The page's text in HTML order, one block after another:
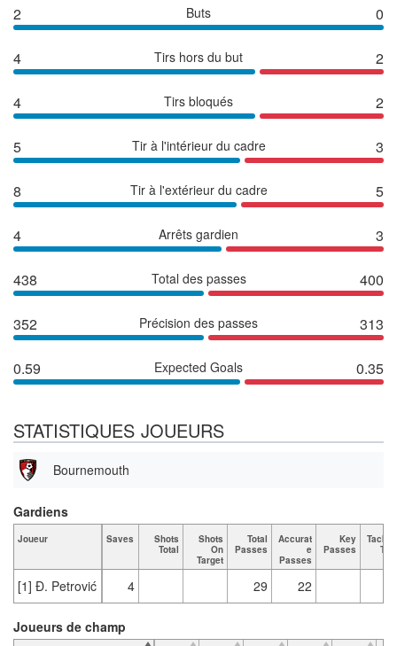
2 Buts 0
4 Tirs hors du but 2
4 Tirs bloqués 2
5 Tir à l'intérieur du cadre 3
8 Tir à l'extérieur du cadre 5
4 Arrêts gardien 3
438 Total des passes 400
352 Précision des passes 313
0.59 Expected Goals 0.35
STATISTIQUES JOUEURS
Bournemouth
Joueur Saves
Shots
Total
Shots
On
Target
Total
Passes
Accurat
e
Passes
Key
Passes
[1] Đ. Petrović 4 29 22
Gardiens
Joueurs de champ